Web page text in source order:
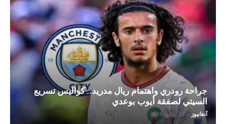
جراحة رودري واهتمام ريال مدريد.. كواليس تسريع
السيتي لصفقة أيوب بوعدي
آنفانيوز - 25 يوليو، 2026